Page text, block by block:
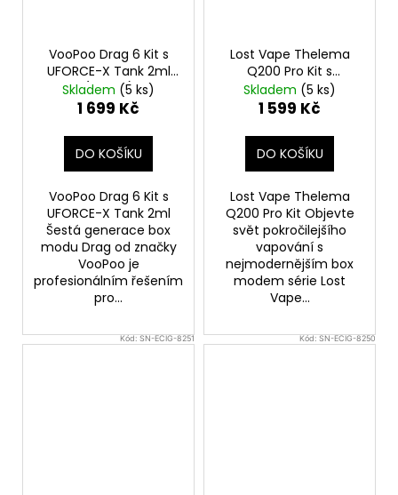
VooPoo Drag 6 Kit s
UFORCE-X Tank 2ml
(Green)
Skladem (5 ks)
1 699 Kč
DO KOŠÍKU
VooPoo Drag 6 Kit s
UFORCE-X Tank 2ml
Šestá generace box
modu Drag od značky
VooPoo je
profesionálním řešením
pro...
Lost Vape Thelema
Q200 Pro Kit s
Centaurus Sub Ohm
Tank V2 (Shadow
Skladem (5 ks)
1 599 Kč
DO KOŠÍKU
Lost Vape Thelema
Q200 Pro Kit Objevte
svět pokročilejšího
vapování s
nejmodernějším box
modem série Lost
Vape...
Kód:SN-ECIG-8251 Kód:SN-ECIG-8250